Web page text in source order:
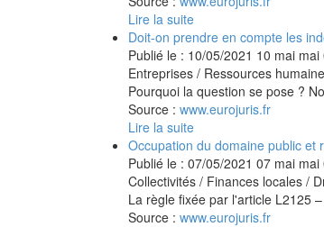
Lire la suite
Doit-on prendre en compte les
Publié le : 10/05/2021 10 mai mai
Entreprises / Ressources
Pourquoi la question se pose ?
Source : www.eurojuris.fr
Lire la suite
Occupation du domaine public et
Publié le : 07/05/2021 07 mai mai
Collectivités / Finances locales /
La règle fixée par l'article L2125
Source : www.eurojuris.fr